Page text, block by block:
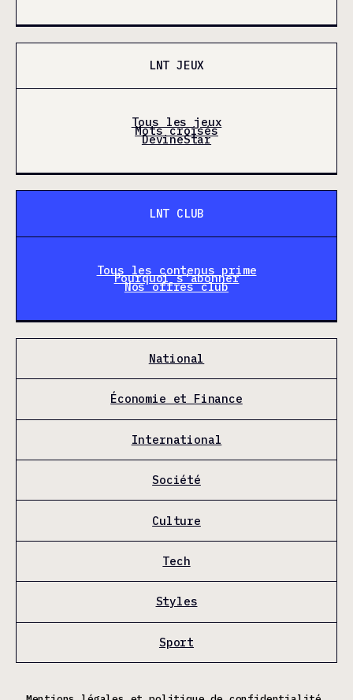
LNT JEUX
Tous les jeux
Mots croisés
DevineStar
LNT CLUB
Tous les contenus prime
Pourquoi s'abonner
Nos offres club
National
Économie et Finance
International
Société
Culture
Tech
Styles
Sport